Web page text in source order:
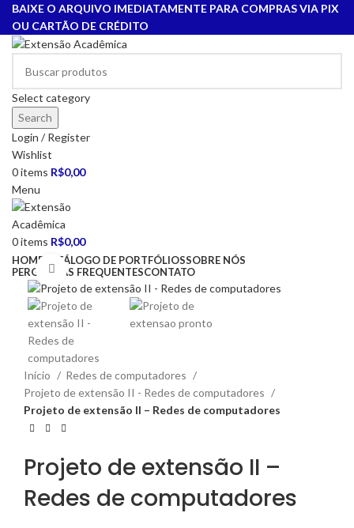
BAIXE O ARQUIVO IMEDIATAMENTE PARA COMPRAS VIA PIX
OU CARTÃO DE CRÉDITO
Select category
Search
Login / Register
Wishlist
0items R$0,00
Menu
0items R$0,00
HOME CATÁLOGO DE PORTFÓLIOSSOBRE NÓS
PERGUNTAS FREQUENTESCONTATO
Click to enlarge
Início
Redes de computadores
Projeto de extensão II - Redes de computadores
Projeto de extensão II – Redes de computadores
Projeto de extensão II –
Redes de computadores